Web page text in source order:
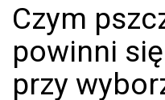
Czym
powinni
przy